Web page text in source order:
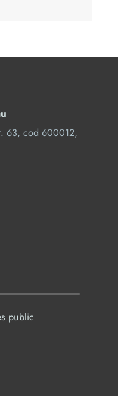
63, cod 600012,
public